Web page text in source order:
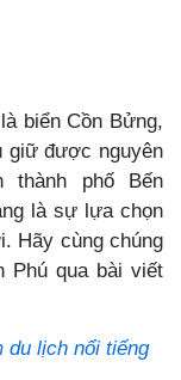
biển Cồn Bửng,
giữ được nguyên
thành phố Bến
là sự lựa chọn
Hãy cùng chúng
Phú qua bài viết
du lịch nổi tiếng